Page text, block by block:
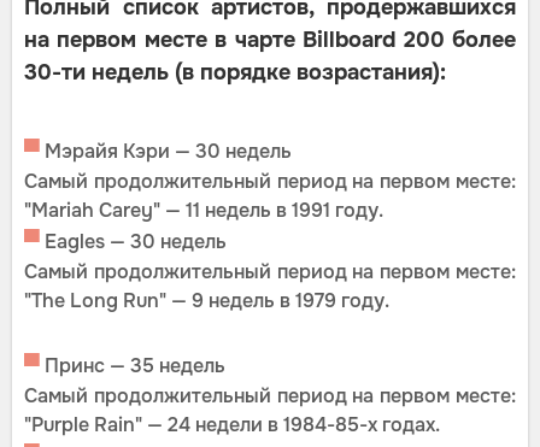
Полный список артистов, продержавшихся
на первом месте в чарте Billboard 200 более
30-ти недель (в порядке возрастания):
▀ Мэрайя Кэри — 30 недель
Самый продолжительный период на первом месте:
"Mariah Carey" — 11 недель в 1991 году.
▀ Eagles — 30 недель
Самый продолжительный период на первом месте:
"The Long Run" — 9 недель в 1979 году.
▀ Принс — 35 недель
Самый продолжительный период на первом месте:
"Purple Rain" — 24 недели в 1984-85-х годах.